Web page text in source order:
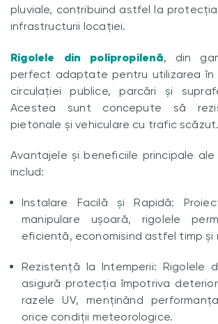
pluviale, contribuind astfel la
infrastructurii locației.
Rigolele din polipropilenă, din
perfect adaptate pentru utilizarea în
circulației publice, parcări și
Acestea sunt concepute să
pietonale și vehiculare cu trafic scăzut.
Avantajele și beneficiile principale
includ:
Instalare Facilă și Rapidă:
manipulare ușoară, rigolele
eficientă, economisind astfel timp și
Rezistență la Intemperii: Rigolele
asigură protecția împotriva
razele UV, menținând
orice condiții meteorologice.